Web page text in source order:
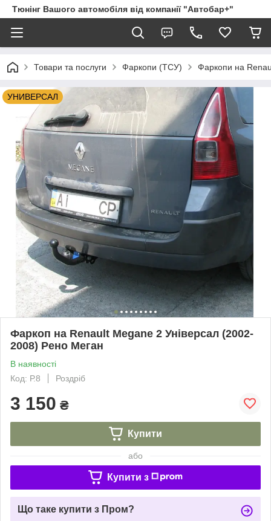
Тюнінг Вашого автомобіля від компанії "Автобар+"
Товари та послуги Фаркопи (ТСУ) Фаркопи на
УНИВЕРСАЛ
Фаркоп на Renault Megane 2 Універсал (2002-
2008) Рено Меган
В наявності
Код: Р.8
Роздріб
3 150 ₴
Купити
або
Купити з
Що таке купити з Пром?